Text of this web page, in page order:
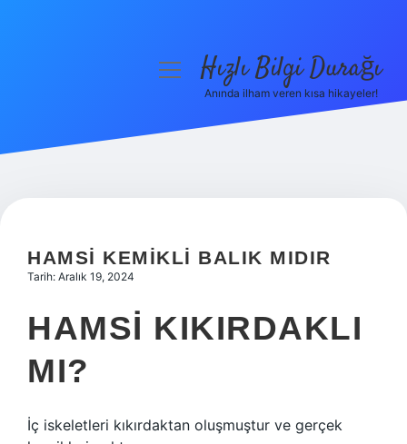
Hakkımızda
menüyüHızlı Bilgi Durağı
Anında ilham veren kısa hikayeler!
HAMSI KEMIKLI BALIK MIDIR
Tarih: Aralık 19, 2024
HAMSI KIKIRDAKLI
MI?
İç iskeletleri kıkırdaktan oluşmuştur ve gerçek